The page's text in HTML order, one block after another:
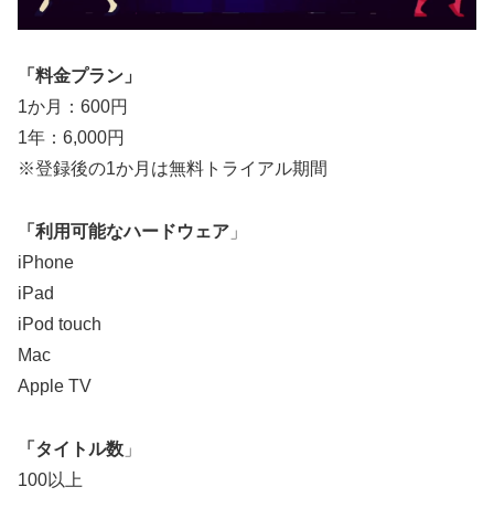
「料金プラン」
1か月：600円
1年：6,000円
※登録後の1か月は無料トライアル期間
「利用可能なハードウェア 」
iPhone
iPad
iPod touch
Mac
Apple TV
「タイトル数 」
100以上